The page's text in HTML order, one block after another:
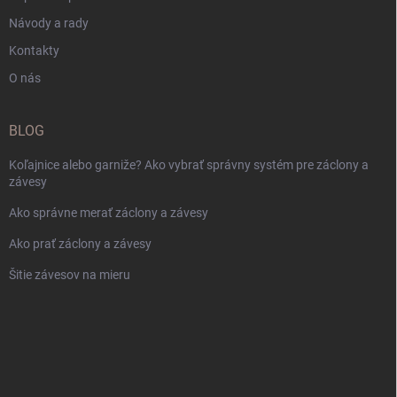
Návody a rady
Kontakty
O nás
BLOG
Koľajnice alebo garniže? Ako vybrať správny systém pre záclony a
závesy
Ako správne merať záclony a závesy
Ako prať záclony a závesy
Šitie závesov na mieru